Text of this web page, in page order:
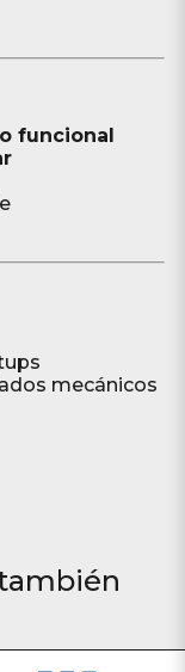
funcional
mecánicos